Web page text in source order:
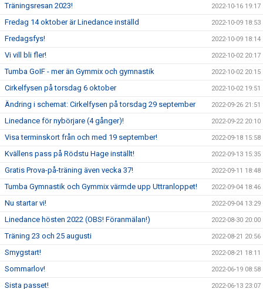
Träningsresan 2023! 2022-10-16 19:17
Fredag 14 oktober är Linedance inställd 2022-10-09 18:53
Fredagsfys! 2022-10-09 18:14
Vi vill bli fler! 2022-10-02 20:17
Tumba GoIF - mer än Gymmix och gymnastik 2022-10-02 20:15
Cirkelfysen på torsdag 6 oktober 2022-10-02 19:51
Ändring i schemat: Cirkelfysen på torsdag 29 september 2022-09-26 21:51
Linedance för nybörjare (4 gånger)! 2022-09-22 20:10
Visa terminskort från och med 19 september! 2022-09-18 15:58
Kvällens pass på Rödstu Hage inställt! 2022-09-13 15:35
Gratis Prova-på-träning även vecka 37! 2022-09-11 18:48
Tumba Gymnastik och Gymmix värmde upp Uttranloppet! 2022-09-04 18:46
Nu startar vi! 2022-09-04 13:29
Linedance hösten 2022 (OBS! Föranmälan!) 2022-08-30 20:00
Träning 23 och 25 augusti 2022-08-21 20:56
Smygstart! 2022-08-21 18:11
Sommarlov! 2022-06-19 08:58
Sista passet! 2022-06-13 23:07